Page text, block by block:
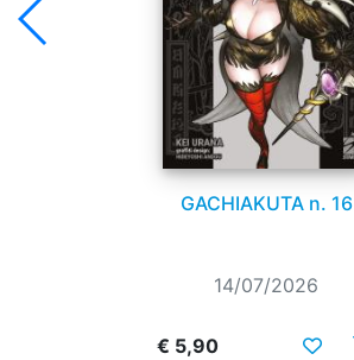
GACHIAKUTA n. 16
14/07/2026
€ 5,90